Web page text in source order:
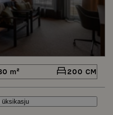
m² 200 CM
üksikasju